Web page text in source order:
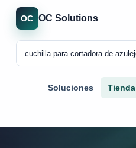
OC OC Solutions
Soluciones Tienda